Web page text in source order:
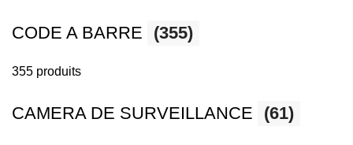
CODE A BARRE (355)
355 produits
CAMERA DE SURVEILLANCE (61)